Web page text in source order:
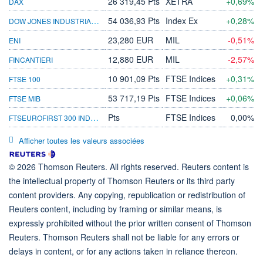
DOW JONES INDUSTRIAL AVERAGE
54 036,93 Pts Index Ex +0,28%
ENI 23,280 EUR MIL -0,51%
FINCANTIERI 12,880 EUR MIL -2,57%
FTSE 100 10 901,09 Pts FTSE Indices +0,31%
FTSE MIB 53 717,19 Pts FTSE Indices
+0,06%
FTSEUROFIRST 300 INDEX - PERSO
Pts FTSE Indices 0,00%
Afficher toutes les valeurs associées
© 2026 Thomson Reuters. All rights reserved. Reuters content is
the intellectual property of Thomson Reuters or its third party
content providers. Any copying, republication or redistribution of
Reuters content, including by framing or similar means, is
expressly prohibited without the prior written consent of Thomson
Reuters. Thomson Reuters shall not be liable for any errors or
delays in content, or for any actions taken in reliance thereon.